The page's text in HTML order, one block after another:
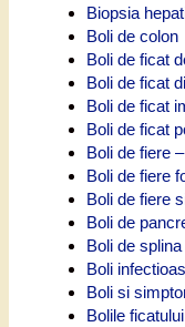
Biopsia
Boli de colon
Boli de ficat
Boli de ficat
Boli de ficat
Boli de ficat
Boli de fiere
Boli de fiere
Boli de fiere
Boli de
Boli de splina
Boli
Boli si
Bolile